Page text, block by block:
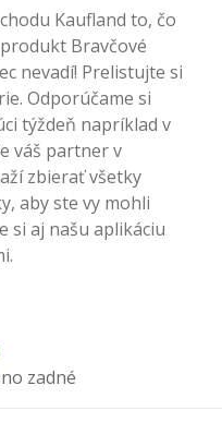
Kaufland to, čo
Bravčové
nevadí! Prelistujte si
Odporúčame si
týždeň napríklad v
váš partner v
zbierať všetky
aby ste vy mohli
si aj našu aplikáciu
zadné